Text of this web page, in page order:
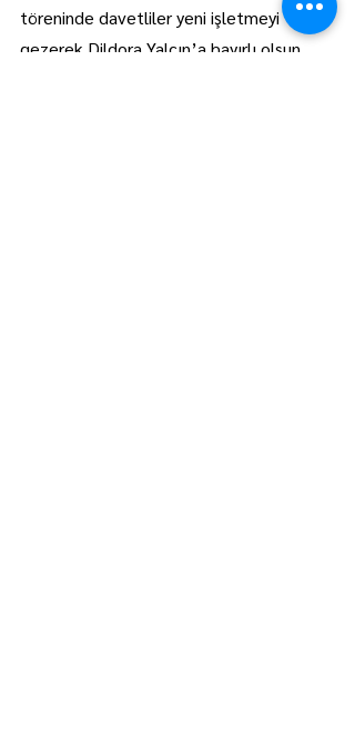
töreninde davetliler yeni işletmeyi
gezerek Dildora Yalçın’a hayırlı olsun